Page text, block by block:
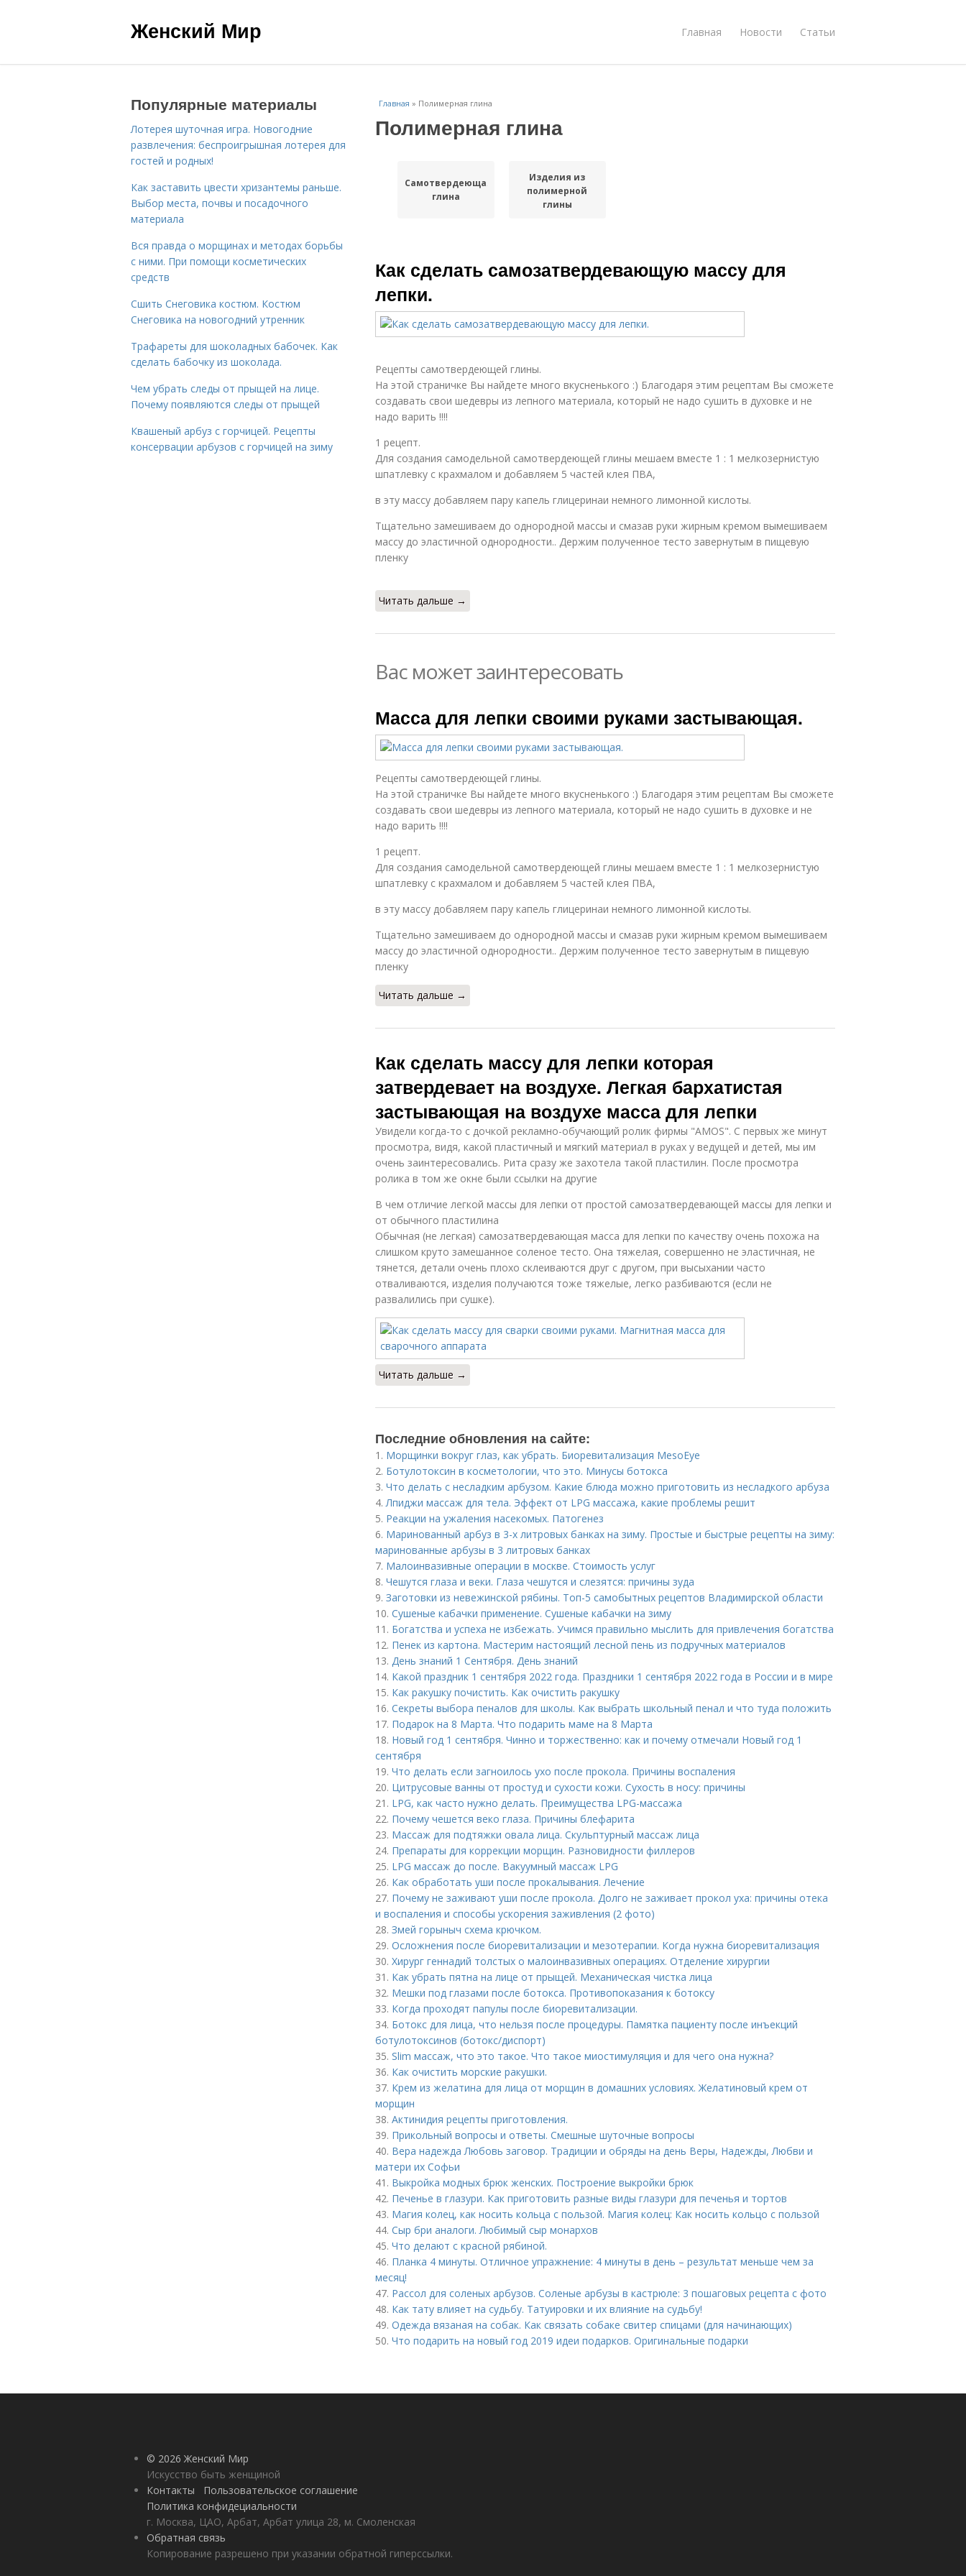
Женский Мир Главная Новости Статьи
Главная » Полимерная глина
Полимерная глина
Самотвердеющая
глина
Изделия из
полимерной
глины
Как сделать самозатвердевающую массу для
лепки.
Рецепты самотвердеющей глины.
На этой страничке Вы найдете много вкусненького :) Благодаря этим рецептам Вы сможете
создавать свои шедевры из лепного материала, который не надо сушить в духовке и не
надо варить !!!!
1 рецепт.
Для создания самодельной самотвердеющей глины мешаем вместе 1 : 1 мелкозернистую
шпатлевку с крахмалом и добавляем 5 частей клея ПВА,
в эту массу добавляем пару капель глицеринаи немного лимонной кислоты.
Тщательно замешиваем до однородной массы и смазав руки жирным кремом вымешиваем
массу до эластичной однородности.. Держим полученное тесто завернутым в пищевую
пленку
Читать дальше →
Вас может заинтересовать
Масса для лепки своими руками застывающая.
Рецепты самотвердеющей глины.
На этой страничке Вы найдете много вкусненького :) Благодаря этим рецептам Вы сможете
создавать свои шедевры из лепного материала, который не надо сушить в духовке и не
надо варить !!!!
1 рецепт.
Для создания самодельной самотвердеющей глины мешаем вместе 1 : 1 мелкозернистую
шпатлевку с крахмалом и добавляем 5 частей клея ПВА,
в эту массу добавляем пару капель глицеринаи немного лимонной кислоты.
Тщательно замешиваем до однородной массы и смазав руки жирным кремом вымешиваем
массу до эластичной однородности.. Держим полученное тесто завернутым в пищевую
пленку
Читать дальше →
Как сделать массу для лепки которая
затвердевает на воздухе. Легкая бархатистая
застывающая на воздухе масса для лепки
Увидели когда-то с дочкой рекламно-обучающий ролик фирмы "AMOS". С первых же минут
просмотра, видя, какой пластичный и мягкий материал в руках у ведущей и детей, мы им
очень заинтересовались. Рита сразу же захотела такой пластилин. После просмотра
ролика в том же окне были ссылки на другие
В чем отличие легкой массы для лепки от простой самозатвердевающей массы для лепки и
от обычного пластилина
Обычная (не легкая) самозатвердевающая масса для лепки по качеству очень похожа на
слишком круто замешанное соленое тесто. Она тяжелая, совершенно не эластичная, не
тянется, детали очень плохо склеиваются друг с другом, при высыхании часто
отваливаются, изделия получаются тоже тяжелые, легко разбиваются (если не
развалились при сушке).
Читать дальше →
Последние обновления на сайте:
1. Морщинки вокруг глаз, как убрать. Биоревитализация MesoEye
2. Ботулотоксин в косметологии, что это. Минусы ботокса
3. Что делать с несладким арбузом. Какие блюда можно приготовить из несладкого арбуза
4.Лпиджи массаж для тела. Эффект от LPG массажа, какие проблемы решит
5. Реакции на ужаления насекомых. Патогенез
6. Маринованный арбуз в 3-х литровых банках на зиму. Простые и быстрые рецепты на зиму:
маринованные арбузы в 3 литровых банках
7. Малоинвазивные операции в москве. Стоимость услуг
8. Чешутся глаза и веки. Глаза чешутся и слезятся: причины зуда
9. Заготовки из невежинской рябины. Топ-5 самобытных рецептов Владимирской области
10. Сушеные кабачки применение. Сушеные кабачки на зиму
11. Богатства и успеха не избежать. Учимся правильно мыслить для привлечения богатства
12. Пенек из картона. Мастерим настоящий лесной пень из подручных материалов
13. День знаний 1 Сентября. День знаний
14. Какой праздник 1 сентября 2022 года. Праздники 1 сентября 2022 года в России и в мире
15. Как ракушку почистить. Как очистить ракушку
16. Секреты выбора пеналов для школы. Как выбрать школьный пенал и что туда положить
17. Подарок на 8 Марта. Что подарить маме на 8 Марта
18. Новый год 1 сентября. Чинно и торжественно: как и почему отмечали Новый год 1
сентября
19. Что делать если загноилось ухо после прокола. Причины воспаления
20. Цитрусовые ванны от простуд и сухости кожи. Сухость в носу: причины
21. LPG, как часто нужно делать. Преимущества LPG-массажа
22. Почему чешется веко глаза. Причины блефарита
23. Массаж для подтяжки овала лица. Скульптурный массаж лица
24. Препараты для коррекции морщин. Разновидности филлеров
25. LPG массаж до после. Вакуумный массаж LPG
26. Как обработать уши после прокалывания. Лечение
27. Почему не заживают уши после прокола. Долго не заживает прокол уха: причины отека
и воспаления и способы ускорения заживления (2 фото)
28. Змей горыныч схема крючком.
29. Осложнения после биоревитализации и мезотерапии. Когда нужна биоревитализация
30. Хирург геннадий толстых о малоинвазивных операциях. Отделение хирургии
31. Как убрать пятна на лице от прыщей. Механическая чистка лица
32. Мешки под глазами после ботокса. Противопоказания к ботоксу
33. Когда проходят папулы после биоревитализации.
34. Ботокс для лица, что нельзя после процедуры. Памятка пациенту после инъекций
ботулотоксинов (ботокс/диспорт)
35. Slim массаж, что это такое. Что такое миостимуляция и для чего она нужна?
36. Как очистить морские ракушки.
37. Крем из желатина для лица от морщин в домашних условиях. Желатиновый крем от
морщин
38. Актинидия рецепты приготовления.
39. Прикольный вопросы и ответы. Смешные шуточные вопросы
40. Вера надежда Любовь заговор. Традиции и обряды на день Веры, Надежды, Любви и
матери их Софьи
41. Выкройка модных брюк женских. Построение выкройки брюк
42. Печенье в глазури. Как приготовить разные виды глазури для печенья и тортов
43. Магия колец, как носить кольца с пользой. Магия колец: Как носить кольцо с пользой
44. Сыр бри аналоги. Любимый сыр монархов
45. Что делают с красной рябиной.
46. Планка 4 минуты. Отличное упражнение: 4 минуты в день – результат меньше чем за
месяц!
47. Рассол для соленых арбузов. Соленые арбузы в кастрюле: 3 пошаговых рецепта с фото
48. Как тату влияет на судьбу. Татуировки и их влияние на судьбу!
49. Одежда вязаная на собак. Как связать собаке свитер спицами (для начинающих)
50. Что подарить на новый год 2019 идеи подарков. Оригинальные подарки
Популярные материалы
Лотерея шуточная игра. Новогодние
развлечения: беспроигрышная лотерея для
гостей и родных!
Как заставить цвести хризантемы раньше.
Выбор места, почвы и посадочного
материала
Вся правда о морщинах и методах борьбы
с ними. При помощи косметических
средств
Сшить Снеговика костюм. Костюм
Снеговика на новогодний утренник
Трафареты для шоколадных бабочек. Как
сделать бабочку из шоколада.
Чем убрать следы от прыщей на лице.
Почему появляются следы от прыщей
Квашеный арбуз с горчицей. Рецепты
консервации арбузов с горчицей на зиму
© 2026 Женский Мир
Искусство быть женщиной
Контакты
Пользовательское соглашение
Политика конфидециальности
г. Москва, ЦАО, Арбат, Арбат улица 28, м. Смоленская
Обратная связь
Копирование разрешено при указании обратной гиперссылки.